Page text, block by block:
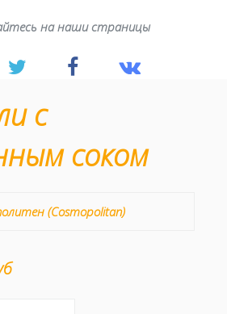
на наши страницы
с
соком
(Cosmopolitan)